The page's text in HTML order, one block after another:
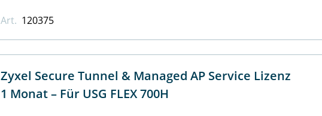
Art. 120375
Zyxel Secure Tunnel & Managed AP Service Lizenz
1 Monat – Für USG FLEX 700H